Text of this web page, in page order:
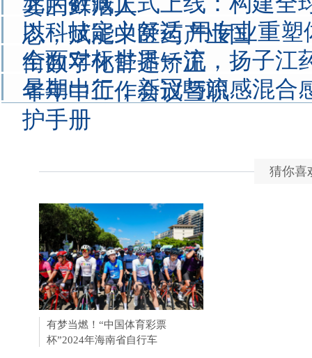
婆的鲜活人
态，赋能中医药产业国
以科技定义舒适 用专业重塑
衔数字化舒适矫正
全面对标世界一流，扬子江
年年中工作会议暨职
暑期出行，新冠与流感混合
护手册
猜你喜
有梦当燃！“中国体育彩票
杯”2024年海南省自行车